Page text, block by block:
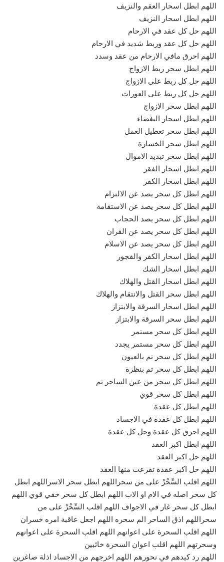
اللهم ابطل اسحار العقم والنزيف
اللهم ابطل اسحار النزيف
اللهم حل كل عقد في الارحام
اللهم حل كل عقد وربط شديد في الارحام
اللهم احرق مافي الارحام من عقد وسدد
اللهم ابطل سحر ربط الازواج
اللهم حل كل ربط على الازواج
اللهم حل كل ربط على العورات
اللهم ابطل سحر الازواج
اللهم ابطل اسحار البغضاء
اللهم ابطل سحر تعطيل العمل
اللهم ابطل سحر الخسارة
اللهم ابطل سحر تبديد الاموال
اللهم ابطل اسحار الفقر
اللهم ابطل اسحار الكفر
اللهم ابطل كل سحر يصد عن الالتزام
اللهم ابطل كل سحر يصد عن الاستقامة
اللهم ابطل كل سحر يصد الحجاب
اللهم ابطل كل سحر يصد عن القران
اللهم ابطل كل سحر يصد عن الاسلام
اللهم ابطل اسحار الكفر والفجور
اللهم ابطل اسحار الشك
اللهم ابطل اسحار القتل والهلاك
اللهم ابطل سحر القتل والانتقام والهلاك
اللهم ابطل اسحار السرقة والابتزاز
اللهم ابطل سحر السرقة والابتزاز
اللهم ابطل كل سحر مستمر
اللهم ابطل كل سحر مستمر يجدد
اللهم ابطل كل سحر تم بالعيون
اللهم ابطل كل سحر تم بنظرة
اللهم ابطل كل سحر من عين الساحر تم
اللهم ابطل كل سحر قوي
اللهم ابطل كل عقدة
اللهم ابطل كل عقدة في الاجساد
اللهم احرق كل عقدة وحل كل عقدة
اللهم ابطل اكبر العقد
اللهم حل اكبر العقد
اللهم حل اكبر عقدة تفرعت منها العقد
اللهم اقلب السِّحْرْ على من سحراللهم ابطل سحر الاسراللهم ابطل
كل سحر اصله في الام او الاب اللهم ابطل كل سحر خفي قوي اللهم
ابطل كل سحر غار في الاجواف اللهم اقلب السِّحْرْ على من
سحراللهم اذق الساحر الم سحره اللهم اجعل عاقبة امره خسران
اللهم اقلب السحرة على اعوانهم اللهم اقلب السحرة على اعوانهم
وسحرتهم اللهم اقلب اعوان السحرة خائبين
اللهم رد كيدهم في نحورهم اللهم اخرجهم من الاجساد اذلة صاغرين